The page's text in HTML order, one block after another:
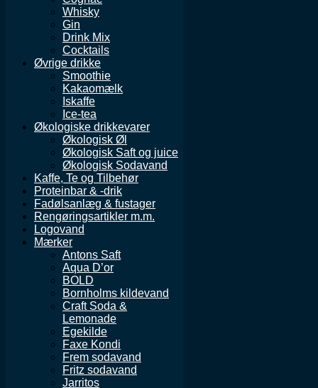
Whisky
Gin
Drink Mix
Cocktails
Øvrige drikke
Smoothie
Kakaomælk
Iskaffe
Ice-tea
Økologiske drikkevarer
Økologisk Øl
Økologisk Saft og juice
Økologisk Sodavand
Kaffe, Te og Tilbehør
Proteinbar & -drik
Fadølsanlæg & fustager
Rengøringsartikler m.m.
Logovand
Mærker
Antons Saft
Aqua D’or
BOLD
Bornholms kildevand
Craft Soda &
Lemonade
Egekilde
Faxe Kondi
Frem sodavand
Fritz sodavand
Jarritos